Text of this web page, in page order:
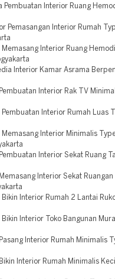
Pembuatan Interior Ruang
Pemasangan Interior Rumah
Interior Ruang
Interior Kamar Asrama
Interior Rak TV
Interior Rumah Luas
Interior Minimalis
Interior Sekat Ruang
Interior Sekat Ruangan
Interior Rumah 2 Lantai
Interior Toko Bangunan
Interior Rumah Minimalis
Interior Rumah Minimalis